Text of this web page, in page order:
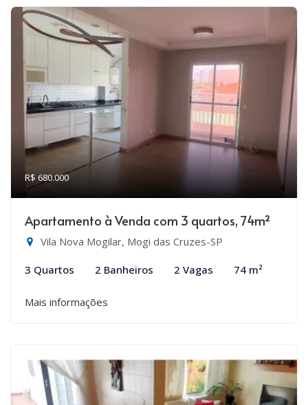
R$ 680.000
Apartamento à Venda com 3 quartos, 74m²
Vila Nova Mogilar, Mogi das Cruzes-SP
3 Quartos 2 Banheiros 2 Vagas 74 m²
Mais informações